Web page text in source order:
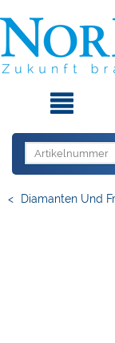
< Diamanten Und